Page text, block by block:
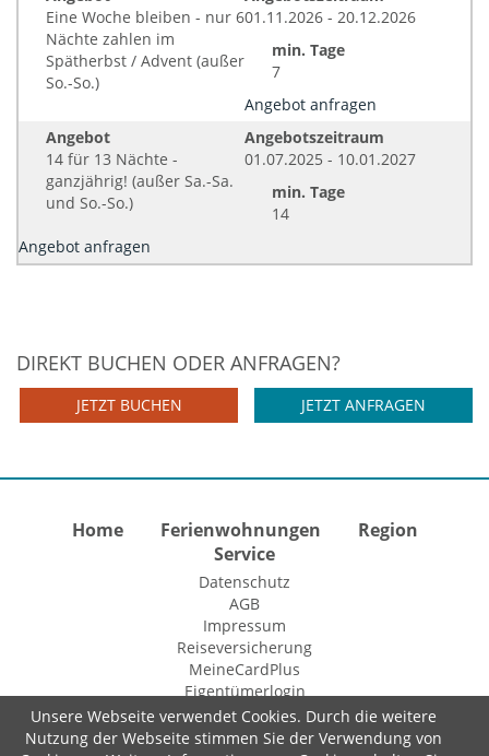
Eine Woche bleiben - nur 6
Nächte zahlen im
Spätherbst / Advent (außer
So.-So.)
01.11.2026 - 20.12.2026
min. Tage
7
Angebot anfragen
Angebot
14 für 13 Nächte -
ganzjährig! (außer Sa.-Sa.
und So.-So.)
Angebotszeitraum
01.07.2025 - 10.01.2027
min. Tage
14
Angebot anfragen
DIREKT BUCHEN ODER ANFRAGEN?
JETZT ANFRAGEN
JETZT BUCHEN
Home Ferienwohnungen
Region
Service
Datenschutz
AGB
Impressum
Reiseversicherung
MeineCardPlus
Eigentümerlogin
Unsere Webseite verwendet Cookies. Durch die weitere
Nutzung der Webseite stimmen Sie der Verwendung von